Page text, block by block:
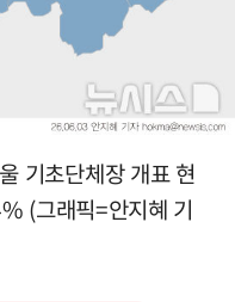
기초단체장 개표 현
(그래픽=안지혜 기